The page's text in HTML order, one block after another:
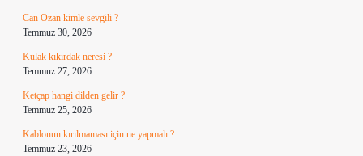
Can Ozan kimle sevgili ?
Temmuz 30, 2026
Kulak kıkırdak neresi ?
Temmuz 27, 2026
Ketçap hangi dilden gelir ?
Temmuz 25, 2026
Kablonun kırılmaması için ne yapmalı ?
Temmuz 23, 2026